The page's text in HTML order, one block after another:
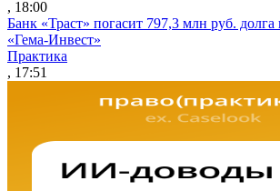
, 18:00
Банк «Траст» погасит 797,3 млн руб.
«Гема-Инвест»
Практика
, 17:51